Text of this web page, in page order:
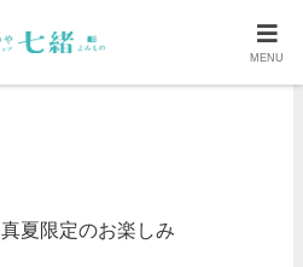
真夏限定のお楽しみ
MENU